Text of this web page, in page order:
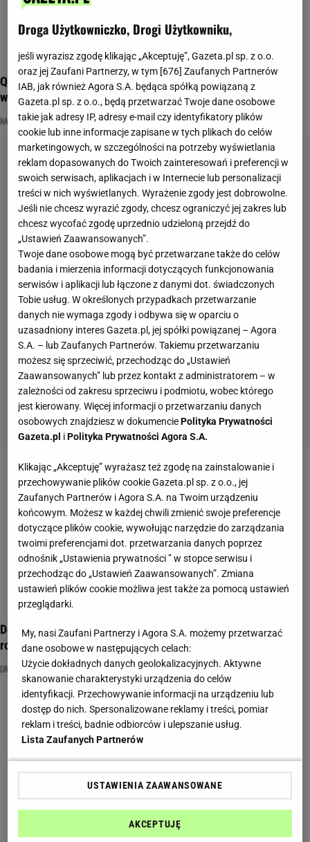
Quiz wiedzy z polskich seriali. Już 5/10 może być sporym
wyzwaniem
NA DOBRE I NA ZŁE OJCIEC MATEUSZ POLSKIE SERIALE
Dobrze znasz seriale medyczne? Spróbuj bezbłędnie
rozwiązać nasz quiz
DR HOUSE MEDYCYNA NA DOBRE I NA ZŁE
Droga Użytkowniczko, Drogi Użytkowniku,
jeśli wyrazisz zgodę klikając „Akceptuję”, Gazeta.pl sp. z o.o.
oraz jej Zaufani Partnerzy, w tym [676] Zaufanych Partnerów
IAB, jak również Agora S.A. będąca spółką powiązaną z
Gazeta.pl sp. z o.o., będą przetwarzać Twoje dane osobowe
takie jak adresy IP, adresy e-mail czy identyfikatory plików
cookie lub inne informacje zapisane w tych plikach do celów
marketingowych, w szczególności na potrzeby wyświetlania
reklam dopasowanych do Twoich zainteresowań i preferencji w
swoich serwisach, aplikacjach i w Internecie lub personalizacji
treści w nich wyświetlanych. Wyrażenie zgody jest dobrowolne.
Jeśli nie chcesz wyrazić zgody, chcesz ograniczyć jej zakres lub
chcesz wycofać zgodę uprzednio udzieloną przejdź do
„Ustawień Zaawansowanych”.
Twoje dane osobowe mogą być przetwarzane także do celów
badania i mierzenia informacji dotyczących funkcjonowania
serwisów i aplikacji lub łączone z danymi dot. świadczonych
Tobie usług. W określonych przypadkach przetwarzanie
danych nie wymaga zgody i odbywa się w oparciu o
uzasadniony interes Gazeta.pl, jej spółki powiązanej – Agora
S.A. – lub Zaufanych Partnerów. Takiemu przetwarzaniu
możesz się sprzeciwić, przechodząc do „Ustawień
Zaawansowanych” lub przez kontakt z administratorem – w
zależności od zakresu sprzeciwu i podmiotu, wobec którego
jest kierowany. Więcej informacji o przetwarzaniu danych
osobowych znajdziesz w dokumenciePolityka Prywatności
Gazeta.pl iPolityka Prywatności Agora S.A.
Klikając „Akceptuję” wyrażasz też zgodę na zainstalowanie i
przechowywanie plików cookie Gazeta.pl sp. z o.o., jej
Zaufanych Partnerów i Agora S.A. na Twoim urządzeniu
końcowym. Możesz w każdej chwili zmienić swoje preferencje
dotyczące plików cookie, wywołując narzędzie do zarządzania
twoimi preferencjami dot. przetwarzania danych poprzez
odnośnik „Ustawienia prywatności ” w stopce serwisu i
przechodząc do „Ustawień Zaawansowanych”. Zmiana
ustawień plików cookie możliwa jest także za pomocą ustawień
przeglądarki.
My, nasi Zaufani Partnerzy i Agora S.A. możemy przetwarzać
dane osobowe w następujących celach:
Użycie dokładnych danych geolokalizacyjnych. Aktywne
skanowanie charakterystyki urządzenia do celów
identyfikacji. Przechowywanie informacji na urządzeniu lub
dostęp do nich. Spersonalizowane reklamy i treści, pomiar
reklam i treści, badnie odbiorców i ulepszanie usług.
Lista Zaufanych Partnerów
USTAWIENIA ZAAWANSOWANE
AKCEPTUJĘ